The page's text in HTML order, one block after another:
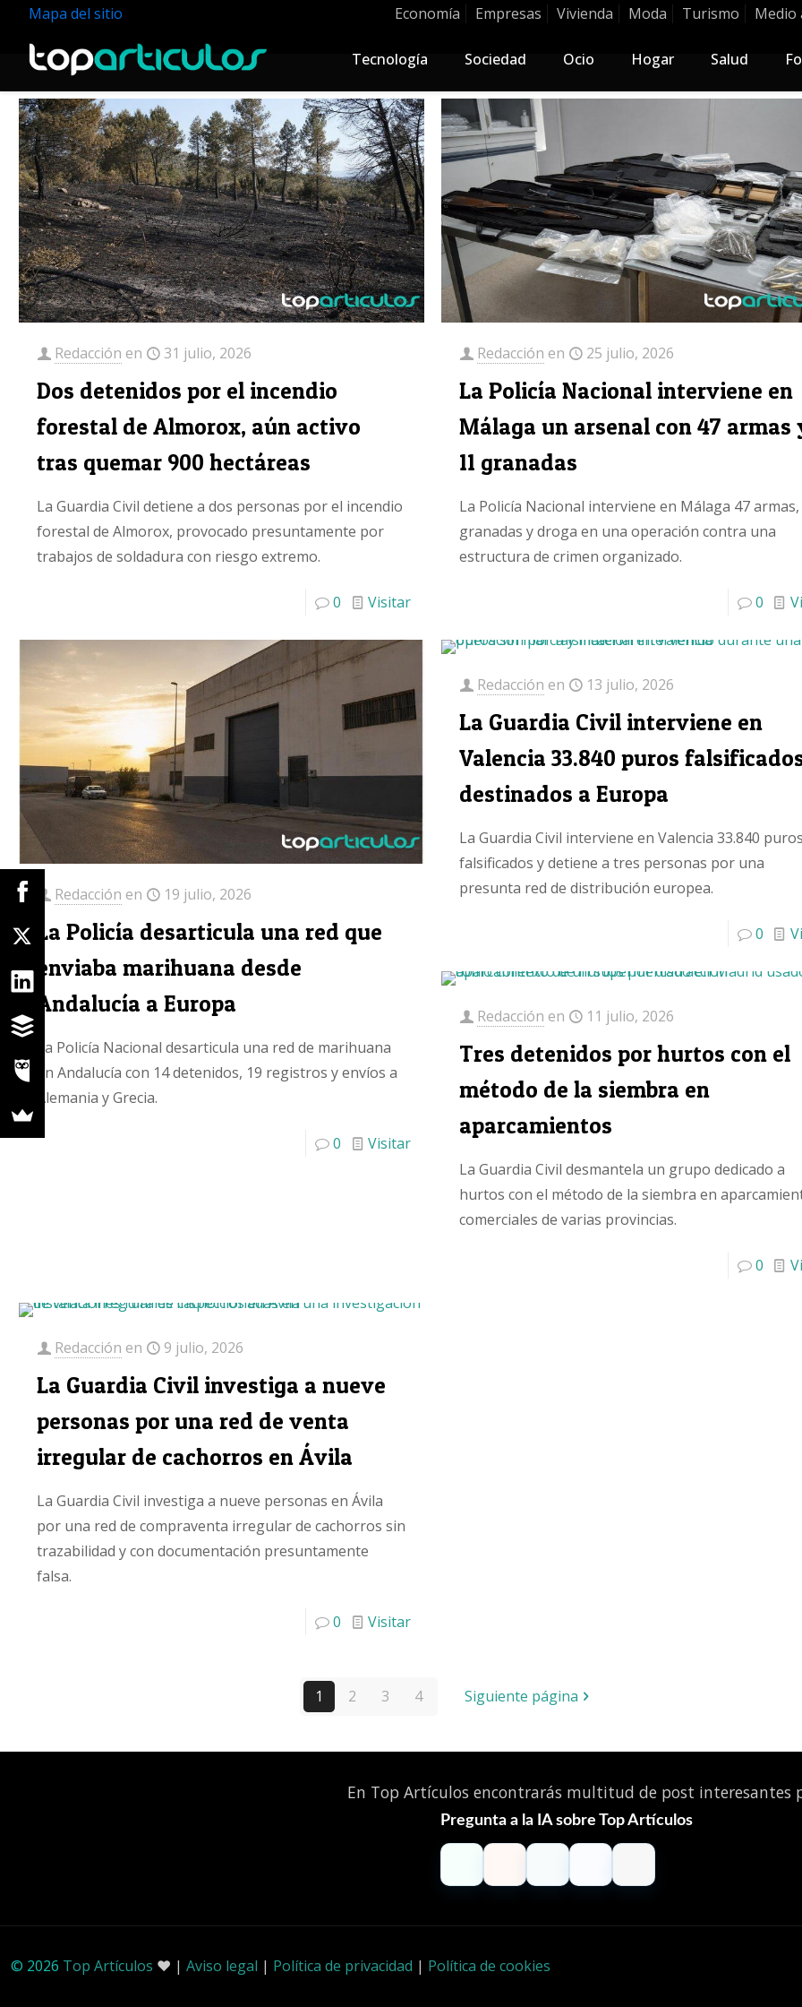
Mapa del sitio Economía Empresas Vivienda Moda Turismo Medio
Tecnología Sociedad Ocio Hogar Salud
Redacción en 31 julio, 2026
Dos detenidos por el incendio
forestal de Almorox, aún activo
tras quemar 900 hectáreas
La Guardia Civil detiene a dos personas por el incendio
forestal de Almorox, provocado presuntamente por
trabajos de soldadura con riesgo extremo.
0 Visitar
Redacción en 25 julio, 2026
La Policía Nacional interviene en
Málaga un arsenal con 47 armas
11 granadas
La Policía Nacional interviene en Málaga 47 armas,
granadas y droga en una operación contra una
estructura de crimen organizado.
0
Redacción en 19 julio, 2026
La Policía desarticula una red que
enviaba marihuana desde
Andalucía a Europa
La Policía Nacional desarticula una red de marihuana
en Andalucía con 14 detenidos, 19 registros y envíos a
Alemania y Grecia.
0 Visitar
Redacción en 13 julio, 2026
La Guardia Civil interviene en
Valencia 33.840 puros
destinados a Europa
La Guardia Civil interviene en Valencia 33.840 puros
falsificados y detiene a tres personas por una
presunta red de distribución europea.
0
Redacción en 11 julio, 2026
Tres detenidos por hurtos con el
método de la siembra en
aparcamientos
La Guardia Civil desmantela un grupo dedicado a
hurtos con el método de la siembra en
comerciales de varias provincias.
0
Redacción en 9 julio, 2026
La Guardia Civil investiga a nueve
personas por una red de venta
irregular de cachorros en Ávila
La Guardia Civil investiga a nueve personas en Ávila
por una red de compraventa irregular de cachorros sin
trazabilidad y con documentación presuntamente
falsa.
0 Visitar
1 2 3 4 Siguiente página
En Top Artículos encontrarás multitud de post interesantes
Pregunta a la IA sobre Top Artículos
ChatGPTClaude PerplexityGemini Grok
© 2026 Top Artículos ❤️ | Aviso legal | Política de privacidad | Política de cookies